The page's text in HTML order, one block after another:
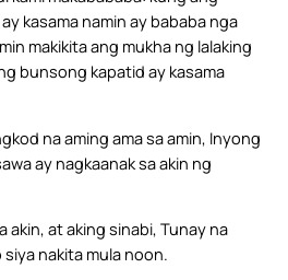
kasama namin ay bababa nga
makikita ang mukha ng lalaking
bunsong kapatid ay kasama
na aming ama sa amin, Inyong
ay nagkaanak sa akin ng
akin, at aking sinabi, Tunay na
siya nakita mula noon.